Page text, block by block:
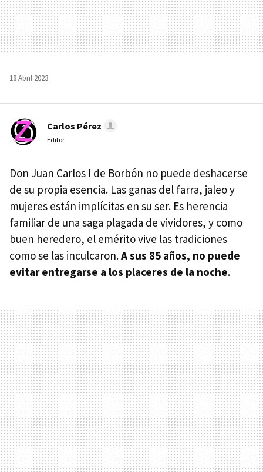
18 Abril 2023
Carlos Pérez
Editor
Don Juan Carlos I de Borbón no puede deshacerse
de su propia esencia. Las ganas del farra, jaleo y
mujeres están implícitas en su ser. Es herencia
familiar de una saga plagada de vividores, y como
buen heredero, el emérito vive las tradiciones
como se las inculcaron.A sus 85 años, no puede
evitar entregarse a los placeres de la noche.